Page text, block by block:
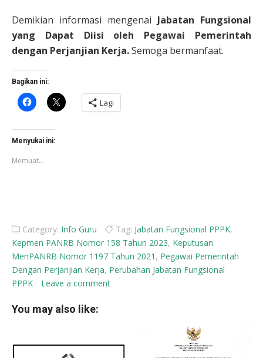
Demikian informasi mengenai Jabatan Fungsional
yang Dapat Diisi oleh Pegawai Pemerintah
dengan Perjanjian Kerja.Semoga bermanfaat.
Bagikan ini:
Klik
untuk
Facebook(Membuka
di
jendela
baru)
Klik
untuk
berbagi
Lagi
Menyukai ini:
Memuat...
Category: Info Guru Tag: Jabatan Fungsional PPPK,
Kepmen PANRB Nomor 158 Tahun 2023, Keputusan
MenPANRB Nomor 1197 Tahun 2021 , Pegawai Pemerintah
Dengan Perjanjian Kerja, Perubahan Jabatan Fungsional
PPPK
Leave a comment
You may also like: